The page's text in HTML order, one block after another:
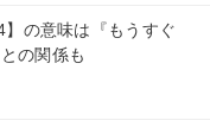
の意味は『もうすぐ
の関係も